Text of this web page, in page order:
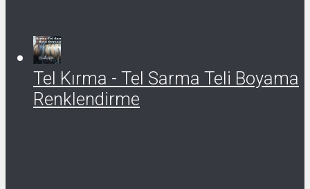
Tel Kırma - Tel Sarma Teli Boyama
Renklendirme